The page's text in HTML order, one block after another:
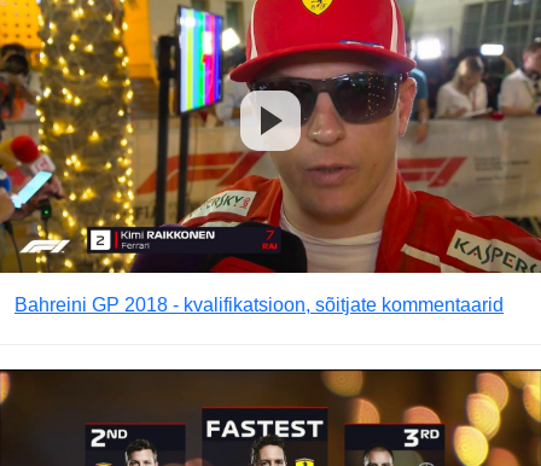
Bahreini GP 2018 - kvalifikatsioon, sõitjate kommentaarid